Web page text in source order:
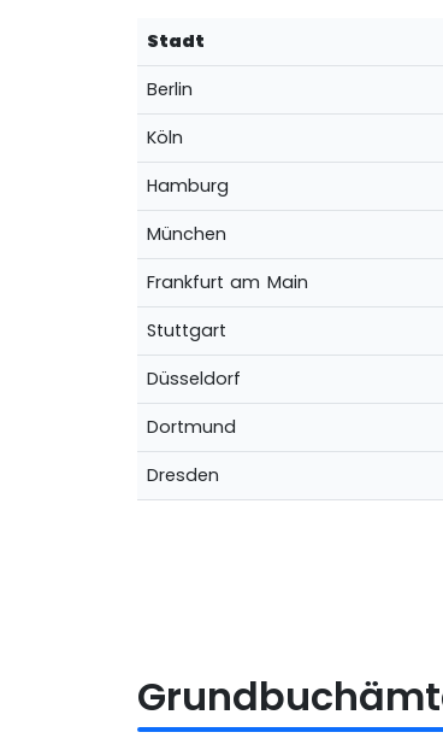
Stadt
Berlin
Köln
Hamburg
München
Frankfurt am Main
Stuttgart
Düsseldorf
Dortmund
Dresden